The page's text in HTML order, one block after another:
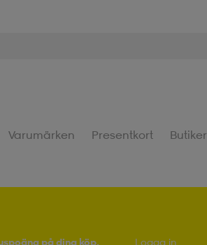
Varumärken Presentkort Butiker
på dina köp. Logga in